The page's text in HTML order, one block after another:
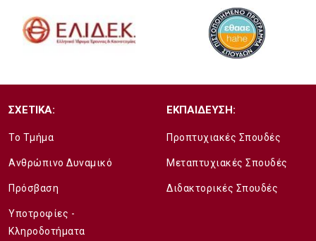
ΣΧΕΤΙΚΑ:
Το Τμήμα
Ανθρώπινο Δυναμικό
Πρόσβαση
Υποτροφίες -
Κληροδοτήματα
ΕΚΠΑΙΔΕΥΣΗ:
Προπτυχιακές Σπουδές
Μεταπτυχιακές Σπουδές
Διδακτορικές Σπουδές